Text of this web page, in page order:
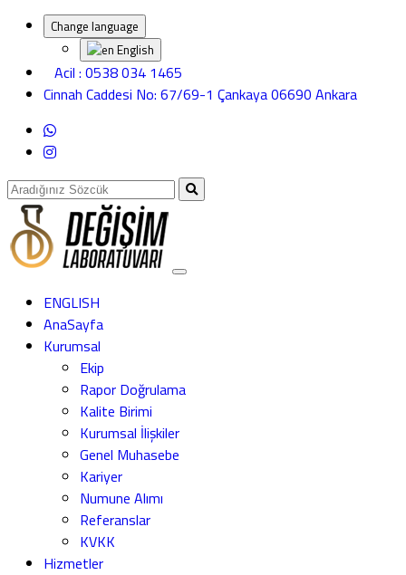
Change language
English
Acil : 0538 034 1465
Cinnah Caddesi No: 67/69-1 Çankaya 06690 Ankara
ENGLISH
AnaSayfa
Kurumsal
Ekip
Rapor Doğrulama
Kalite Birimi
Kurumsal İlişkiler
Genel Muhasebe
Kariyer
Numune Alımı
Referanslar
KVKK
Hizmetler